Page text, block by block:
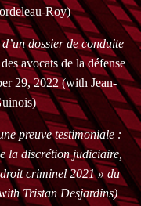
Roy)
dossier de conduite
avocats de la défense
29, 2022 (with Jean-
preuve testimoniale :
la discrétion judiciaire,
criminel 2021 » du
Tristan Desjardins)